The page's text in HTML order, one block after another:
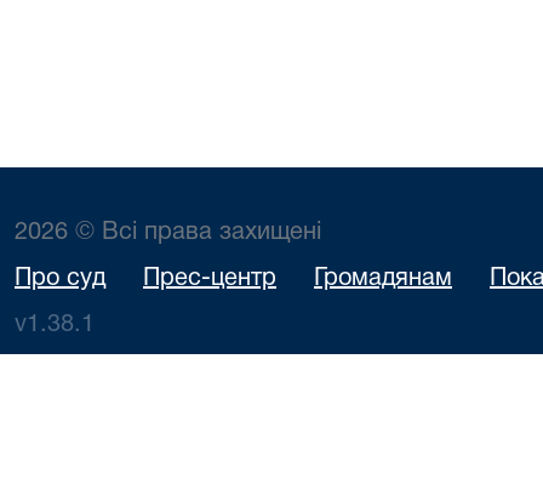
2026 © Всі права захищені
Про суд Прес-центр Громадянам
v1.38.1